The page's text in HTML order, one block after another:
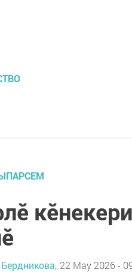
22 May 2026 -